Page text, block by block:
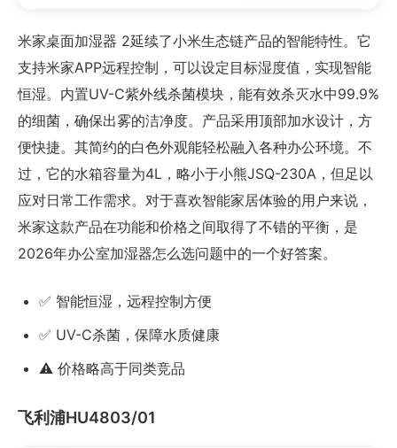
米家桌面加湿器 2延续了小米生态链产品的智能特性。它
支持米家APP远程控制，可以设定目标湿度值，实现智能
恒湿。内置UV-C紫外线杀菌模块，能有效杀灭水中99.9%
的细菌，确保出雾的洁净度。产品采用顶部加水设计，方
便快捷。其简约的白色外观能轻松融入各种办公环境。不
过，它的水箱容量为4L，略小于小熊JSQ-230A，但足以
应对日常工作需求。对于喜欢智能家居体验的用户来说，
米家这款产品在功能和价格之间取得了不错的平衡，是
2026年办公室加湿器怎么选问题中的一个好答案。
✅ 智能恒湿，远程控制方便
✅ UV-C杀菌，保障水质健康
⚠️ 价格略高于同类竞品
飞利浦HU4803/01